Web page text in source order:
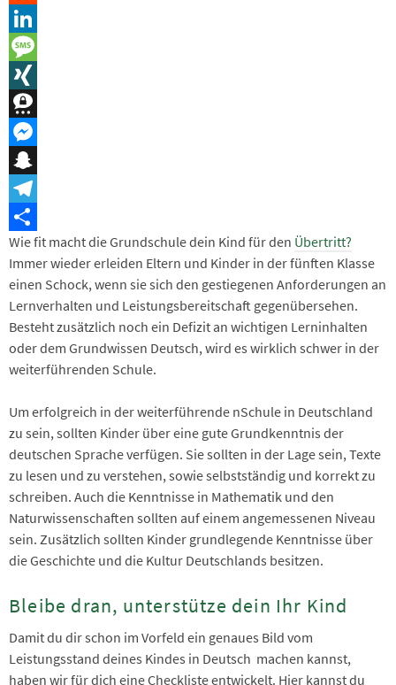
Reddit
LinkedIn
Message
XING
Threema
Messenger
Snapchat
Telegram
Teilen
Wie fit macht die Grundschule dein Kind für den Übertritt?
Immer wieder erleiden Eltern und Kinder in der fünften Klasse
einen Schock, wenn sie sich den gestiegenen Anforderungen an
Lernverhalten und Leistungsbereitschaft gegenübersehen.
Besteht zusätzlich noch ein Defizit an wichtigen Lerninhalten
oder dem Grundwissen Deutsch, wird es wirklich schwer in der
weiterführenden Schule.
Um erfolgreich in der weiterführende nSchule in Deutschland
zu sein, sollten Kinder über eine gute Grundkenntnis der
deutschen Sprache verfügen. Sie sollten in der Lage sein, Texte
zu lesen und zu verstehen, sowie selbstständig und korrekt zu
schreiben. Auch die Kenntnisse in Mathematik und den
Naturwissenschaften sollten auf einem angemessenen Niveau
sein. Zusätzlich sollten Kinder grundlegende Kenntnisse über
die Geschichte und die Kultur Deutschlands besitzen.
Bleibe dran, unterstütze dein Ihr Kind
Damit du dir schon im Vorfeld ein genaues Bild vom
Leistungsstand deines Kindes in Deutsch machen kannst,
haben wir für dich eine Checkliste entwickelt. Hier kannst du